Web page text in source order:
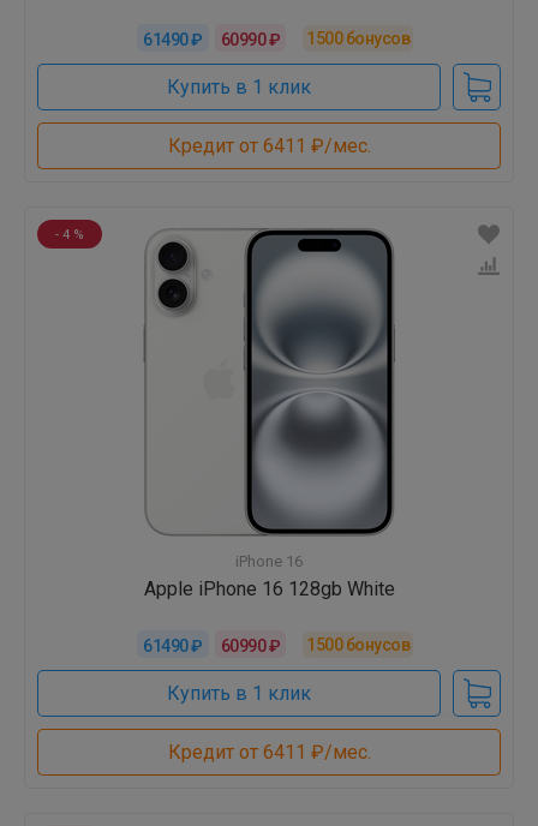
61490 ₽ 60990 ₽ 1500бонусов
Купить в 1 клик
Кредит от 6411 ₽/мес.
- 4 %
iPhone 16
Apple iPhone 16 128gb White
61490 ₽ 60990 ₽ 1500бонусов
Купить в 1 клик
Кредит от 6411 ₽/мес.